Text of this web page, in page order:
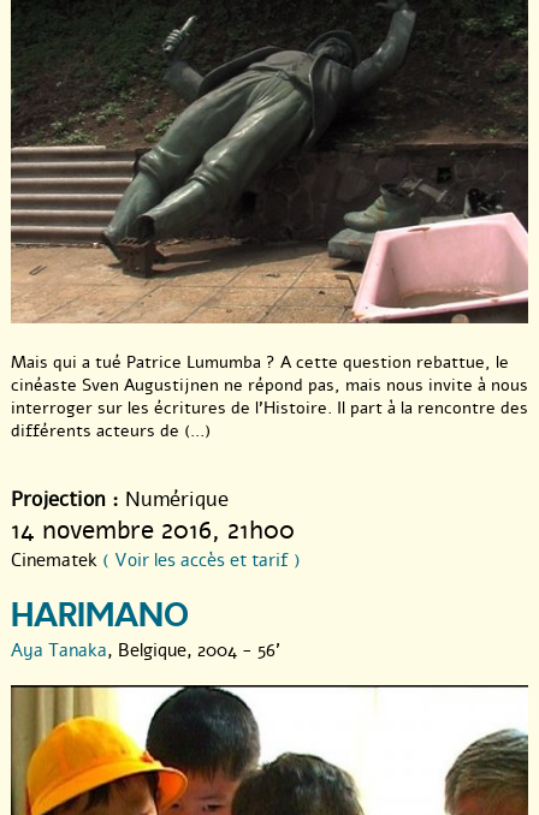
Mais qui a tué Patrice Lumumba ? A cette question rebattue, le
cinéaste Sven Augustijnen ne répond pas, mais nous invite à nous
interroger sur les écritures de l’Histoire. Il part à la rencontre des
différents acteurs de (...)
Projection : Numérique
14 novembre 2016, 21h00
Cinematek ( Voir les accès et tarif )
HARIMANO
Aya Tanaka, Belgique, 2004 - 56'